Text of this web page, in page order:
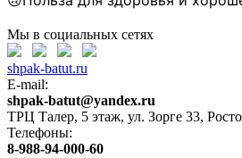
Мы в социальных сетях
shpak-batut.ru
E-mail:
shpak-batut@yandex.ru
ТРЦ Талер, 5 этаж, ул. Зорге 33,
Телефоны:
8-988-94-000-60